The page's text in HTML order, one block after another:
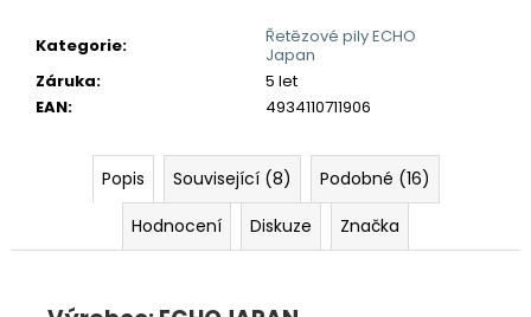
Kategorie:
Řetězové pily ECHO
Japan
Záruka:
5 let
EAN: 4934110711906
Popis Související (8)
Podobné (16)
Hodnocení
Diskuze Značka